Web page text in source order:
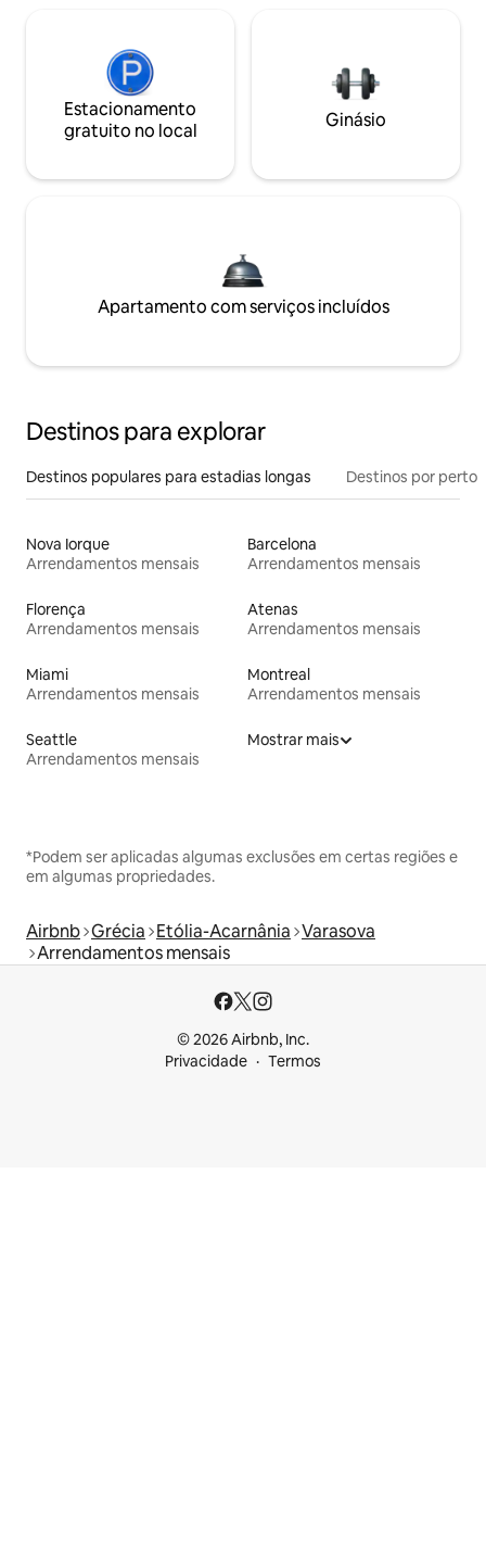
Estacionamento
gratuito no local
Ginásio
Apartamento com serviços incluídos
Destinos para explorar
Destinos populares para estadias longas Destinos por perto
Nova Iorque
Arrendamentos mensais
Barcelona
Arrendamentos mensais
Florença
Arrendamentos mensais
Atenas
Arrendamentos mensais
Miami
Arrendamentos mensais
Montreal
Arrendamentos mensais
Seattle
Arrendamentos mensais
Mostrar mais
*Podem ser aplicadas algumas exclusões em certas regiões e
em algumas propriedades.
Airbnb Grécia Etólia-Acarnânia Varasova
Arrendamentos mensais
© 2026 Airbnb, Inc.
Privacidade
Termos